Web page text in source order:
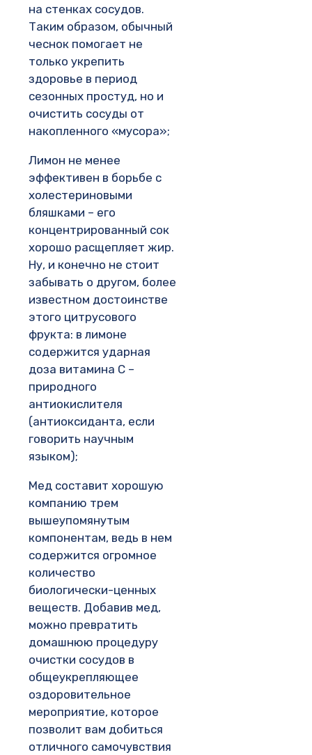
на стенках сосудов.
Таким образом, обычный
чеснок помогает не
только укрепить
здоровье в период
сезонных простуд, но и
очистить сосуды от
накопленного «мусора»;
Лимон не менее
эффективен в борьбе с
холестериновыми
бляшками – его
концентрированный сок
хорошо расщепляет жир.
Ну, и конечно не стоит
забывать о другом, более
известном достоинстве
этого цитрусового
фрукта: в лимоне
содержится ударная
доза витамина C –
природного
антиокислителя
(антиоксиданта, если
говорить научным
языком);
Мед составит хорошую
компанию трем
вышеупомянутым
компонентам, ведь в нем
содержится огромное
количество
биологически-ценных
веществ. Добавив мед,
можно превратить
домашнюю процедуру
очистки сосудов в
общеукрепляющее
оздоровительное
мероприятие, которое
позволит вам добиться
отличного самочувствия